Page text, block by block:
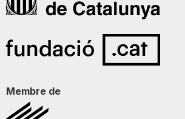
Membre de